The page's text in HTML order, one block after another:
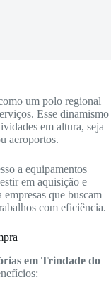
um polo regional
Esse dinamismo
em altura, seja
aeroportos.
a equipamentos
em aquisição e
que buscam
com eficiência.
em Trindade do